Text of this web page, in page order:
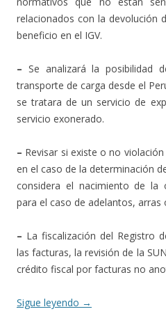
relacionados con la devolución
beneficio en el IGV.
– Se analizará la posibilidad
transporte de carga desde el
se tratara de un servicio de
servicio exonerado.
– Revisar si existe o no
en el caso de la determinación
considera el nacimiento de la
para el caso de adelantos, arras
– La fiscalización del Registro
las facturas, la revisión de la
crédito fiscal por facturas no
Sigue leyendo →